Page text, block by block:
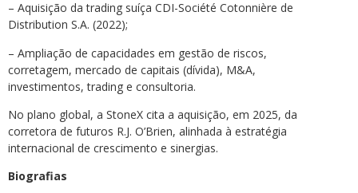
– Aquisição da trading suíça CDI-Société Cotonnière de
Distribution S.A. (2022);
– Ampliação de capacidades em gestão de riscos,
corretagem, mercado de capitais (dívida), M&A,
investimentos, trading e consultoria.
No plano global, a StoneX cita a aquisição, em 2025, da
corretora de futuros R.J. O’Brien, alinhada à estratégia
internacional de crescimento e sinergias.
Biografias